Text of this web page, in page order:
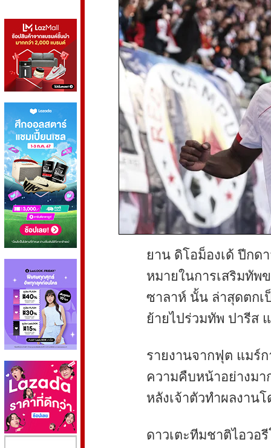
ยาน ดิโอม็องเด้ ปีกด
หมายในการเสริมทัพ
ซาลาห์ นั้น ล่าสุดตกเ
ย้ายไปร่วมทัพ ปารีส
รายงานจากฟุต แมร์ก
ความคืบหน้าอย่างมา
หลังเจ้าตัวทำผลงาน
ดาวเตะทีมชาติไอวอ